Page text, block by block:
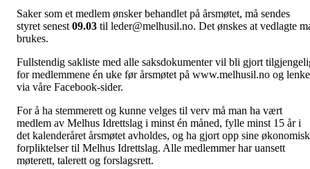
Saker som et medlem ønsker behandlet på årsmøtet, må sendes
styret senest 09.03 til leder@melhusil.no. Det ønskes at vedlagte
brukes.
Fullstendig sakliste med alle saksdokumenter vil bli gjort
for medlemmene én uke før årsmøtet på www.melhusil.no og lenke
via våre Facebook-sider.
For å ha stemmerett og kunne velges til verv må man ha vært
medlem av Melhus Idrettslag i minst én måned, fylle minst 15 år i
det kalenderåret årsmøtet avholdes, og ha gjort opp sine
forpliktelser til Melhus Idrettslag. Alle medlemmer har uansett
møterett, talerett og forslagsrett.